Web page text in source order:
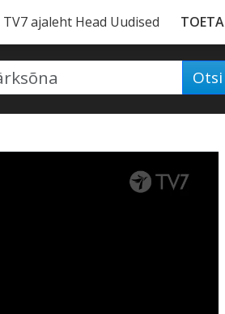
TV7 ajaleht Head Uudised TOETA
Otsi